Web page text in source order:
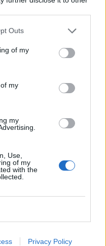
Outs
of my
my
my
Use,
of my
with the
Privacy Policy